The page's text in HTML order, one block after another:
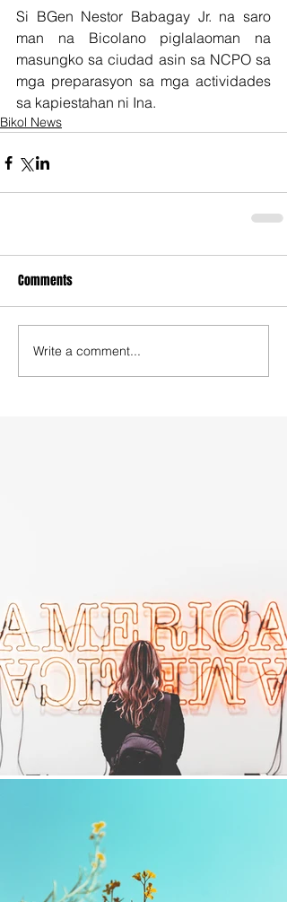
Si BGen Nestor Babagay Jr. na saro
man na Bicolano piglalaoman na
masungko sa ciudad asin sa NCPO sa
mga preparasyon sa mga actividades
sa kapiestahan ni Ina.
Bikol News
Comments
Write a comment...